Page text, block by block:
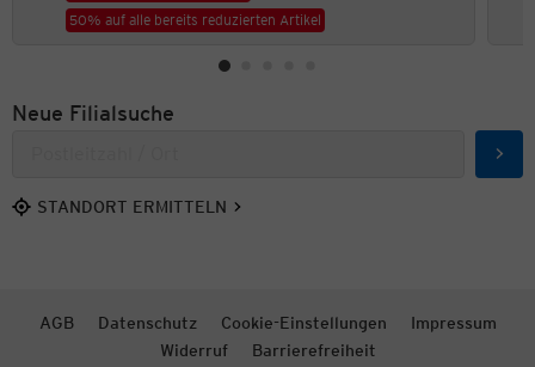
50% auf alle bereits reduzierten Artikel
Neue Filialsuche
STANDORT ERMITTELN
AGB Datenschutz Cookie-Einstellungen
Impressum
Widerruf
Barrierefreiheit